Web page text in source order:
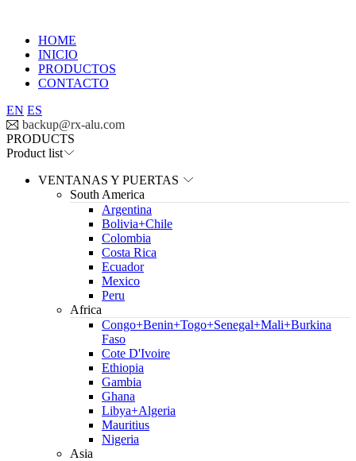
HOME
INICIO
PRODUCTOS
CONTACTO
EN ES
 backup@rx-alu.com
PRODUCTS
Product list
VENTANAS Y PUERTAS
South America
Argentina
Bolivia+Chile
Colombia
Costa Rica
Ecuador
Mexico
Peru
Africa
Congo+Benin+Togo+Senegal+Mali+Burkina
Faso
Cote D'Ivoire
Ethiopia
Gambia
Ghana
Libya+Algeria
Mauritius
Nigeria
Asia